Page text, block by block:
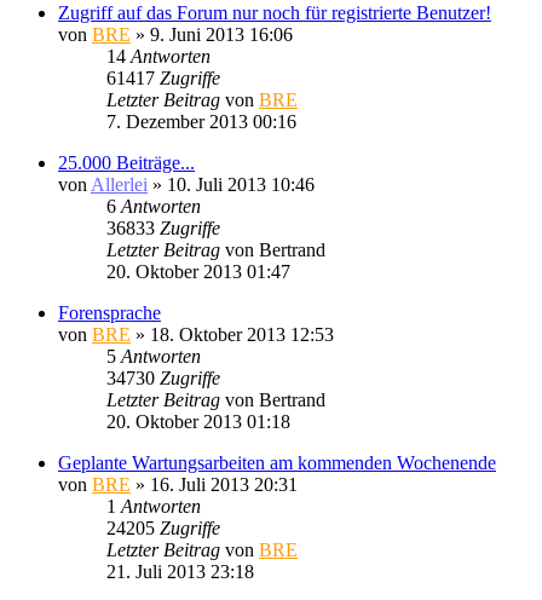
Zugriff auf das Forum nur noch für registrierte Benutzer!
von BRE » 9. Juni 2013 16:06
14 Antworten
61417 Zugriffe
Letzter Beitrag von BRE
7. Dezember 2013 00:16
25.000 Beiträge...
von Allerlei » 10. Juli 2013 10:46
6 Antworten
36833 Zugriffe
Letzter Beitrag von Bertrand
20. Oktober 2013 01:47
Forensprache
von BRE » 18. Oktober 2013 12:53
5 Antworten
34730 Zugriffe
Letzter Beitrag von Bertrand
20. Oktober 2013 01:18
Geplante Wartungsarbeiten am kommenden Wochenende
von BRE » 16. Juli 2013 20:31
1 Antworten
24205 Zugriffe
Letzter Beitrag von BRE
21. Juli 2013 23:18